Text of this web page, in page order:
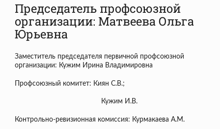
Председатель профсоюзной
организации: Матвеева Ольга
Юрьевна
Заместитель председателя первичной профсоюзной
организации: Кужим Ирина Владимировна
Профсоюзный комитет: Киян С.В.;
Кужим И.В.
Контрольно-ревизионная комиссия: Курмакаева А.М.